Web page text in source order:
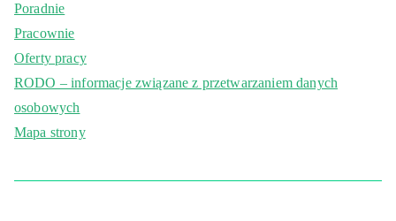
Poradnie
Pracownie
Oferty pracy
RODO – informacje związane z przetwarzaniem danych
osobowych
Mapa strony